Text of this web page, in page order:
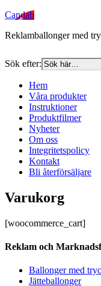
Candab
Reklamballonger med
Sök efter:
Hem
Våra produkter
Instruktioner
Produktfilmer
Nyheter
Om oss
Integritetspolicy
Kontakt
Bli återförsäljare
Varukorg
[woocommerce_cart]
Reklam och
Ballonger med
Jätteballonger